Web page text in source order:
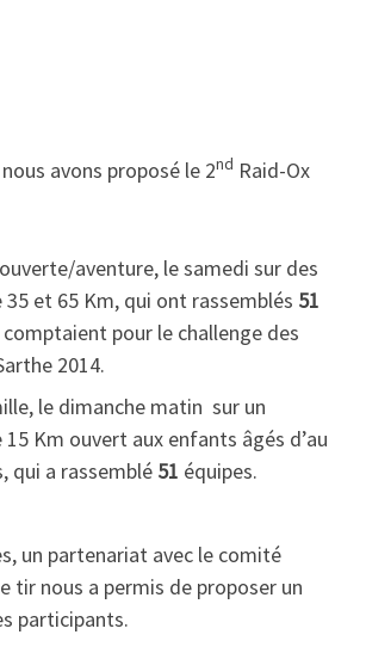
avons proposé le 2nd Raid-Ox
aventure, le samedi sur des
35 et 65 Km, qui ont rassemblés 51
pour le challenge des
2014.
le dimanche matin sur un
15 Km ouvert aux enfants âgés d’au
qui a rassemblé 51 équipes.
un partenariat avec le comité
tir nous a permis de proposer un
participants.